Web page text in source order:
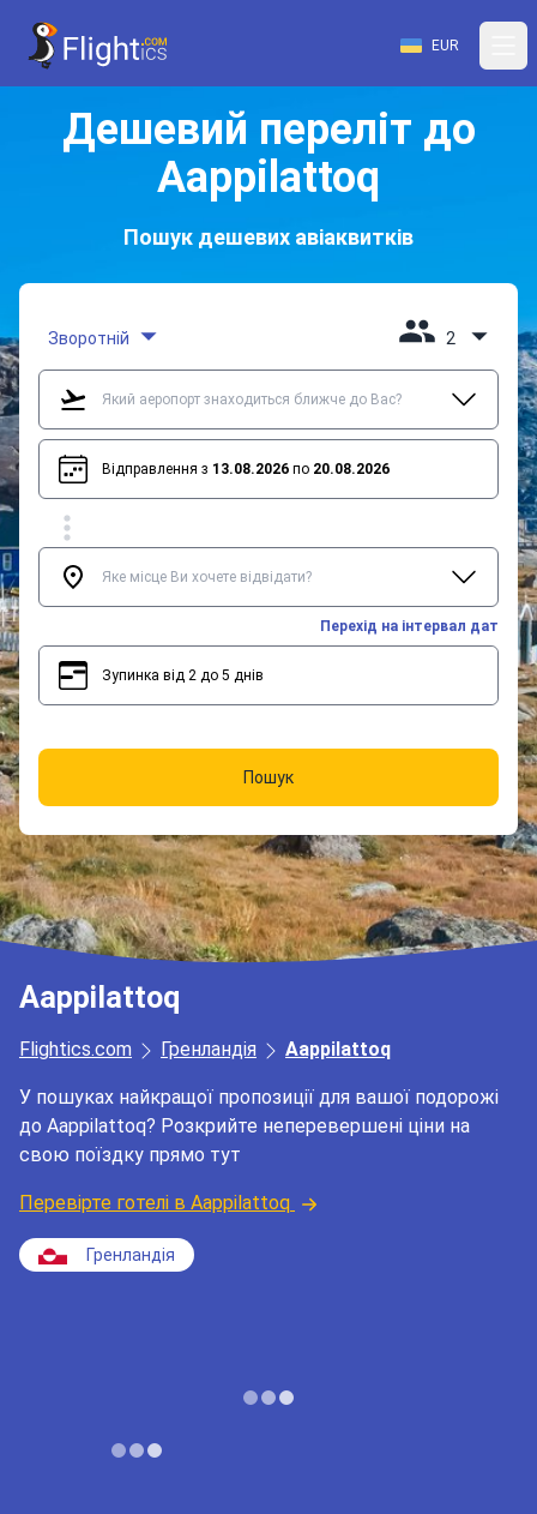
EUR
Дешевий переліт до
Aappilattoq
Пошук дешевих авіаквитків
Зворотній 2
Відправлення з 13.08.2026 по 20.08.2026
Перехід на інтервал дат
Зупинка від 2 до 5 днів
Пошук
Aappilattoq
Flightics.com Гренландія Aappilattoq
У пошуках найкращої пропозиції для вашої подорожі
до Aappilattoq? Розкрийте неперевершені ціни на
свою поїздку прямо тут
Перевірте готелі в Aappilattoq
Гренландія